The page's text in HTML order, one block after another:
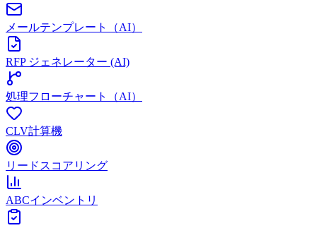
メールテンプレート（AI）
RFP ジェネレーター (AI)
処理フローチャート（AI）
CLV計算機
リードスコアリング
ABCインベントリ